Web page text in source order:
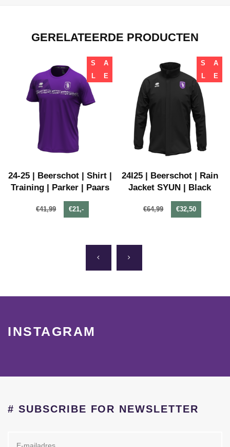
GERELATEERDE PRODUCTEN
S
A
L
E
24-25 | Beerschot | Shirt |
Training | Parker | Paars
€41,99 €21,-
S
A
L
E
24I25 | Beerschot | Rain
Jacket SYUN | Black
€64,99 €32,50
INSTAGRAM
# SUBSCRIBE FOR NEWSLETTER